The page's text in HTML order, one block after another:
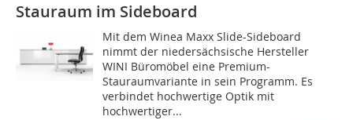
Stauraum im Sideboard
Mit dem Winea Maxx Slide-Sideboard
nimmt der niedersächsische Hersteller
WINI Büromöbel eine Premium-
Stauraumvariante in sein Programm. Es
verbindet hochwertige Optik mit
hochwertiger...